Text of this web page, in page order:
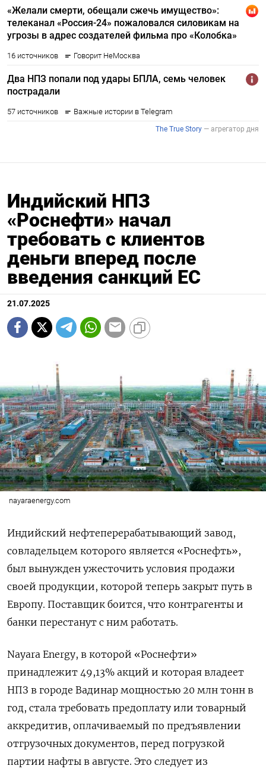
Индийский НПЗ
«Роснефти» начал
требовать с клиентов
деньги вперед после
введения санкций ЕС
21.07.2025
nayaraenergy.com
Индийский нефтеперерабатывающий завод,
совладельцем которого является «Роснефть»,
был вынужден ужесточить условия продажи
своей продукции, которой теперь закрыт путь в
Европу. Поставщик боится, что контрагенты и
банки перестанут с ним работать.
Nayara Energy, в которой «Роснефти»
принадлежит 49,13% акций и которая владеет
НПЗ в городе Вадинар мощностью 20 млн тонн в
год, стала требовать предоплату или товарный
аккредитив, оплачиваемый по предъявлении
отгрузочных документов, перед погрузкой
партии нафты в августе. Это следует из